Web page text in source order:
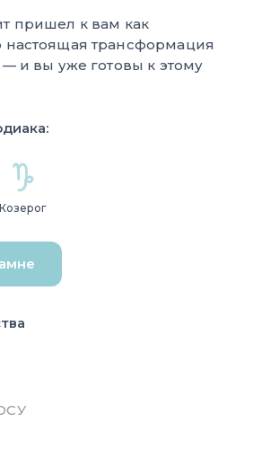
пришел к вам как
настоящая трансформация
— и вы уже готовы к этому
Козерог